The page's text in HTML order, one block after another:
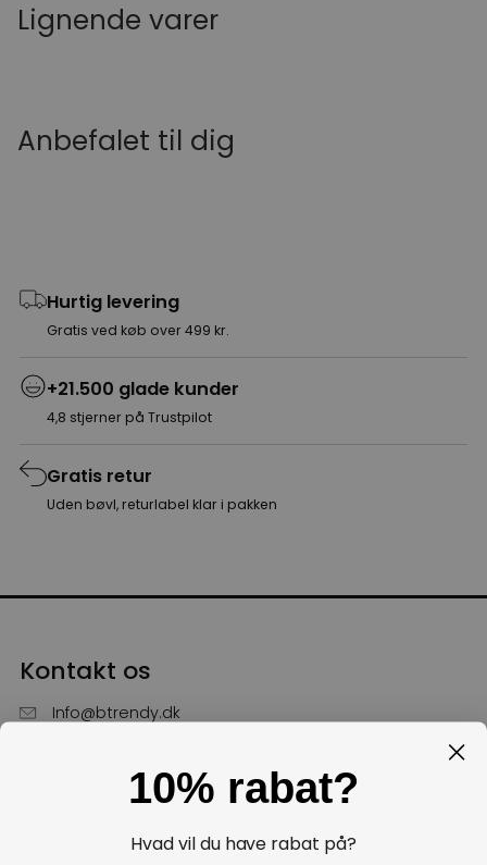
Lignende varer
Anbefalet til dig
Hurtig levering
Gratis ved køb over 499 kr.
+21.500 glade kunder
4,8 stjerner på Trustpilot
Gratis retur
Uden bøvl, returlabel klar i pakken
Kontakt os
Info@btrendy.dk
Hverdage fra kl. 10 - 16
10% rabat?
Hvad vil du have rabat på?